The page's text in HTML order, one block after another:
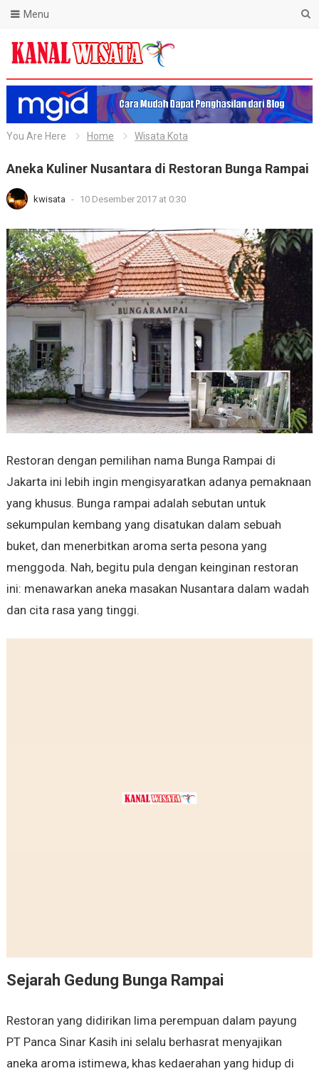
Blog Kanal Wisata
Menu
You Are Here Home Wisata Kota
Aneka Kuliner Nusantara di Restoran Bunga Rampai
kwisata - 10 Desember 2017 at 0:30
Restoran dengan pemilihan nama Bunga Rampai di
Jakarta ini lebih ingin mengisyaratkan adanya pemaknaan
yang khusus. Bunga rampai adalah sebutan untuk
sekumpulan kembang yang disatukan dalam sebuah
buket, dan menerbitkan aroma serta pesona yang
menggoda. Nah, begitu pula dengan keinginan restoran
ini: menawarkan aneka masakan Nusantara dalam wadah
dan cita rasa yang tinggi.
Sejarah Gedung Bunga Rampai
Restoran yang didirikan lima perempuan dalam payung
PT Panca Sinar Kasih ini selalu berhasrat menyajikan
aneka aroma istimewa, khas kedaerahan yang hidup di